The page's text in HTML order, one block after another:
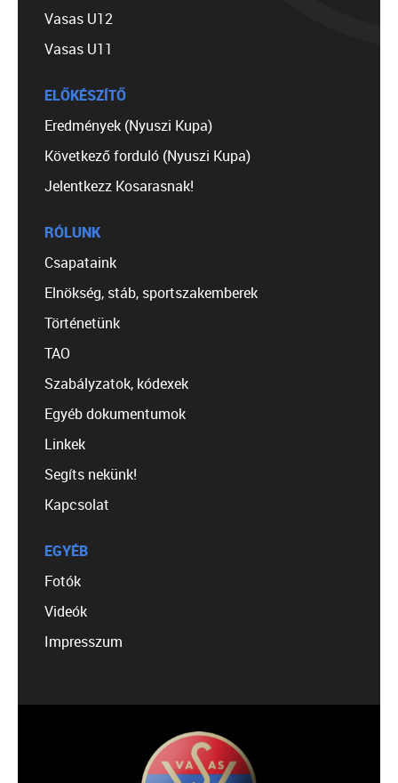
Vasas U12
Vasas U11
ELŐKÉSZÍTŐ
Eredmények (Nyuszi Kupa)
Következő forduló (Nyuszi Kupa)
Jelentkezz Kosarasnak!
RÓLUNK
Csapataink
Elnökség, stáb, sportszakemberek
Történetünk
TAO
Szabályzatok, kódexek
Egyéb dokumentumok
Linkek
Segíts nekünk!
Kapcsolat
EGYÉB
Fotók
Videók
Impresszum